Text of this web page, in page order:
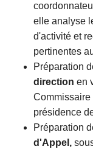
elle analyse
d'activité et
pertinentes
Préparation
direction en
présidence
Préparation
d'Appel,